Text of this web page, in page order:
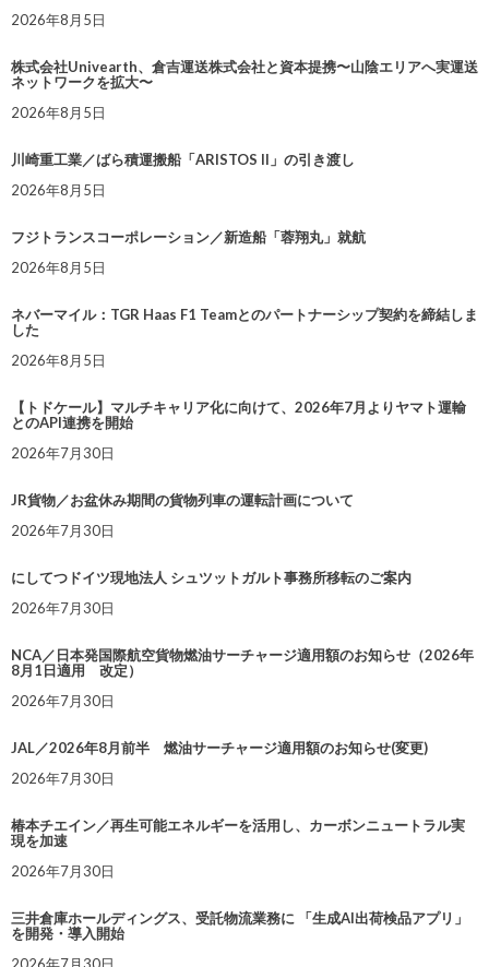
2026年8月5日
株式会社Univearth、倉吉運送株式会社と資本提携〜山陰エリアへ実運送
ネットワークを拡大〜
2026年8月5日
川崎重工業／ばら積運搬船「ARISTOS II」の引き渡し
2026年8月5日
フジトランスコーポレーション／新造船「蓉翔丸」就航
2026年8月5日
ネバーマイル：TGR Haas F1 Teamとのパートナーシップ契約を締結しま
した
2026年8月5日
【トドケール】マルチキャリア化に向けて、2026年7月よりヤマト運輸
とのAPI連携を開始
2026年7月30日
JR貨物／お盆休み期間の貨物列車の運転計画について
2026年7月30日
にしてつドイツ現地法人 シュツットガルト事務所移転のご案内
2026年7月30日
NCA／日本発国際航空貨物燃油サーチャージ適用額のお知らせ（2026年
8月1日適用 改定）
2026年7月30日
JAL／2026年8月前半 燃油サーチャージ適用額のお知らせ(変更)
2026年7月30日
椿本チエイン／再生可能エネルギーを活用し、カーボンニュートラル実
現を加速
2026年7月30日
三井倉庫ホールディングス、受託物流業務に 「生成AI出荷検品アプリ」
を開発・導入開始